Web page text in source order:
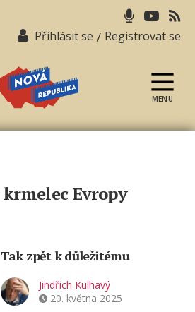
Přihlásit se / Registrovat se
republika
MENU
krmelec Evropy
Tak zpět k důležitému
Jindřich Kulhavý
20. května 2025